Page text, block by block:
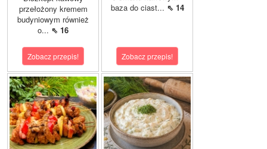
przełożony kremem
budyniowym również
o... ⇖ 16
Zobacz przepis!
baza do ciast... ⇖ 14
Zobacz przepis!